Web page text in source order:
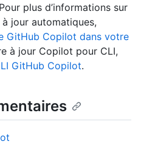
plus d’informations sur
jour automatiques,
GitHub Copilot dans votre
à jour Copilot pour CLI,
GitHub Copilot.